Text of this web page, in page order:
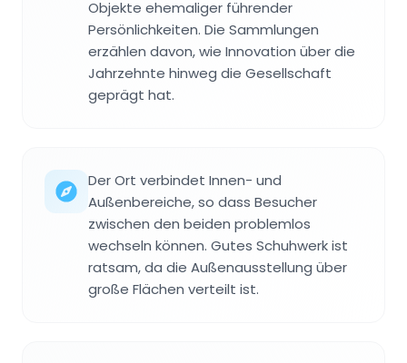
Objekte ehemaliger führender
Persönlichkeiten. Die Sammlungen
erzählen davon, wie Innovation über die
Jahrzehnte hinweg die Gesellschaft
geprägt hat.
Der Ort verbindet Innen- und
Außenbereiche, so dass Besucher
zwischen den beiden problemlos
wechseln können. Gutes Schuhwerk ist
ratsam, da die Außenausstellung über
große Flächen verteilt ist.